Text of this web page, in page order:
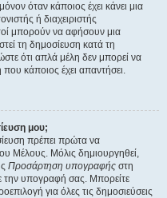
όταν κάποιος έχει κάνει μια
ή διαχειριστής
μπορούν να αφήσουν μια
τη δημοσίευση κατά τη
ότι απλά μέλη δεν μπορεί να
κάποιος έχει απαντήσει.
μου;
πρέπει πρώτα να
Μέλους. Μόλις δημιουργηθεί,
Προσάρτηση υπογραφής στη
την υπογραφή σας. Μπορείτε
για όλες τις δημοσιεύσεις